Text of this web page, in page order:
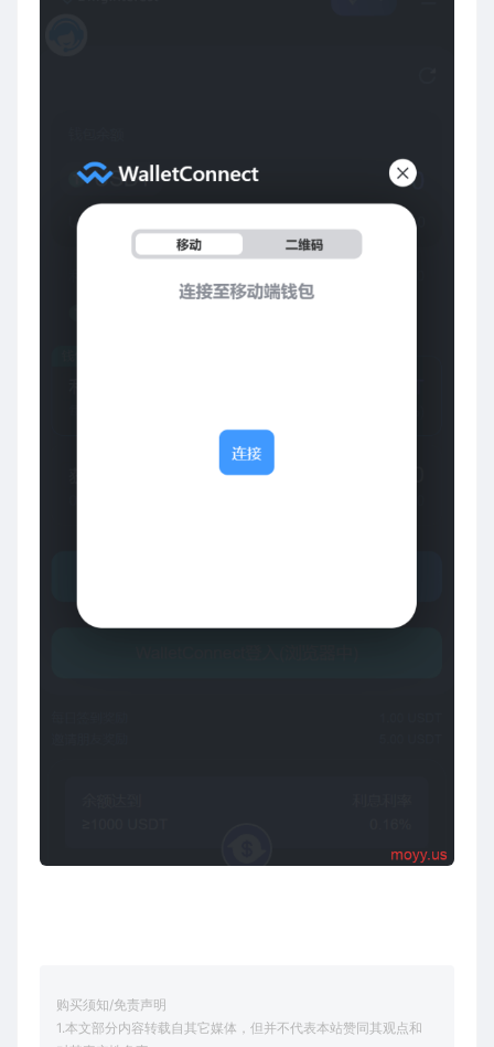
购买须知/免责声明
1.本文部分内容转载自其它媒体，但并不代表本站赞同其观点和